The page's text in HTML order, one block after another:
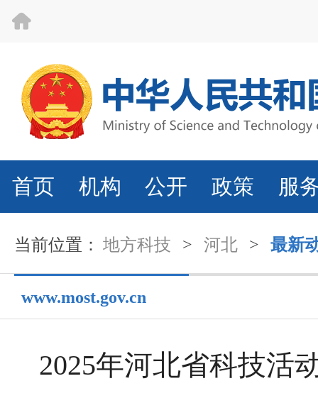
首页 机构 公开 政策 服
当前位置： 地方科技 > 河北 > 最新
www.most.gov.cn
2025年河北省科技活